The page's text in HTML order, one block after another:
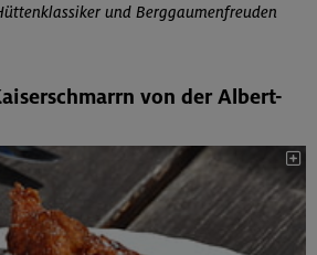
und Berggaumenfreuden
von der Albert-